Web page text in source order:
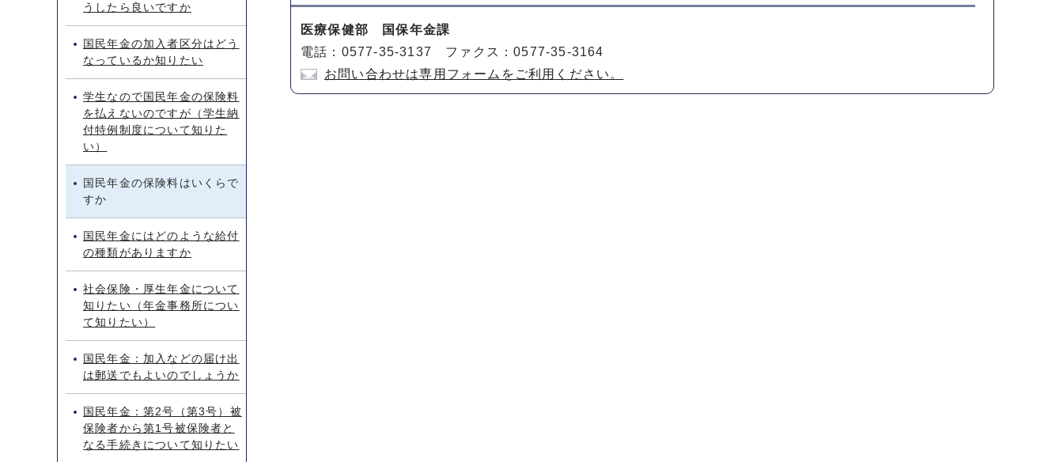
医療保健部 国保年金課
電話：0577-35-3137 ファクス：0577-35-3164
お問い合わせは専用フォームをご利用ください。
うしたら良いですか
国民年金の加入者区分はどう
なっているか知りたい
学生なので国民年金の保険料
を払えないのですが（学生納
付特例制度について知りた
い）
国民年金の保険料はいくらで
すか
国民年金にはどのような給付
の種類がありますか
社会保険・厚生年金について
知りたい（年金事務所につい
て知りたい）
国民年金：加入などの届け出
は郵送でもよいのでしょうか
国民年金：第2号（第3号）被
保険者から第1号被保険者と
なる手続きについて知りたい